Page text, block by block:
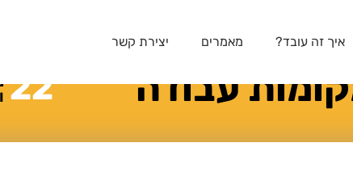
איך זה עובד? מאמרים יצירת קשר
עבודה 22